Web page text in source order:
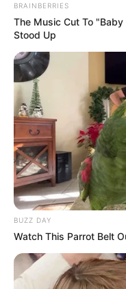
BRAINBERRIES
The Music Cut To
Stood Up
BUZZ DAY
Watch This Parrot Belt